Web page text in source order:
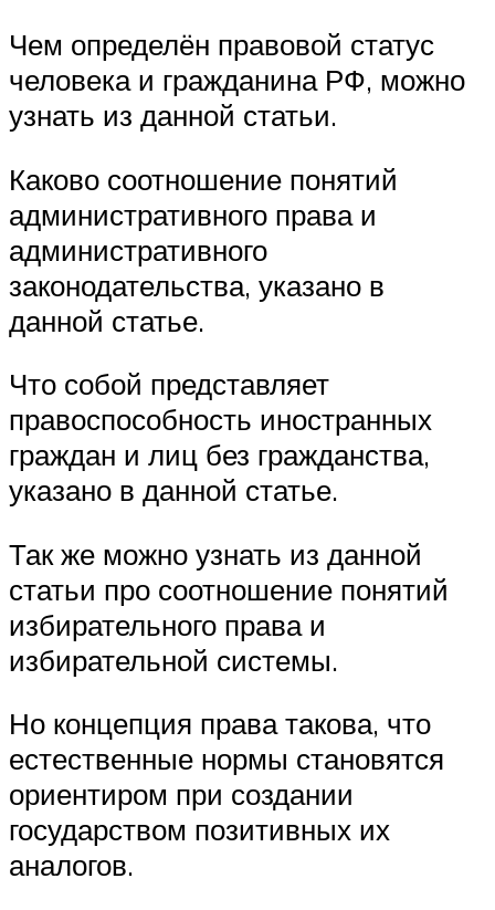
Чем определён правовой статус
человека и гражданина РФ, можно
узнать из данной статьи.
Каково соотношение понятий
административного права и
административного
законодательства, указано в
данной статье.
Что собой представляет
правоспособность иностранных
граждан и лиц без гражданства,
указано в данной статье.
Так же можно узнать из данной
статьи про соотношение понятий
избирательного права и
избирательной системы.
Но концепция права такова, что
естественные нормы становятся
ориентиром при создании
государством позитивных их
аналогов.